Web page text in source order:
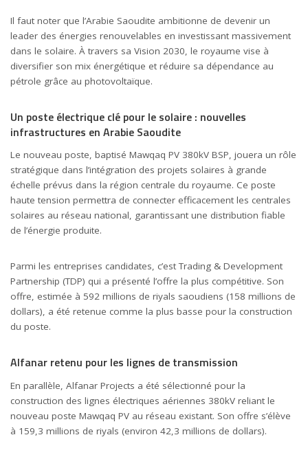
Il faut noter que l’Arabie Saoudite ambitionne de devenir un
leader des énergies renouvelables en investissant massivement
dans le solaire. À travers sa Vision 2030, le royaume vise à
diversifier son mix énergétique et réduire sa dépendance au
pétrole grâce au photovoltaïque.
Un poste électrique clé pour le solaire : nouvelles
infrastructures en Arabie Saoudite
Le nouveau poste, baptisé Mawqaq PV 380kV BSP, jouera un rôle
stratégique dans l’intégration des projets solaires à grande
échelle prévus dans la région centrale du royaume. Ce poste
haute tension permettra de connecter efficacement les centrales
solaires au réseau national, garantissant une distribution fiable
de l’énergie produite.
Parmi les entreprises candidates, c’est Trading & Development
Partnership (TDP) qui a présenté l’offre la plus compétitive. Son
offre, estimée à 592 millions de riyals saoudiens (158 millions de
dollars), a été retenue comme la plus basse pour la construction
du poste.
Alfanar retenu pour les lignes de transmission
En parallèle, Alfanar Projects a été sélectionné pour la
construction des lignes électriques aériennes 380kV reliant le
nouveau poste Mawqaq PV au réseau existant. Son offre s’élève
à 159,3 millions de riyals (environ 42,3 millions de dollars).